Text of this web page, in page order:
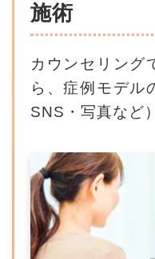
施術
カウンセリング
ら、症例モデル
SNS・写真など